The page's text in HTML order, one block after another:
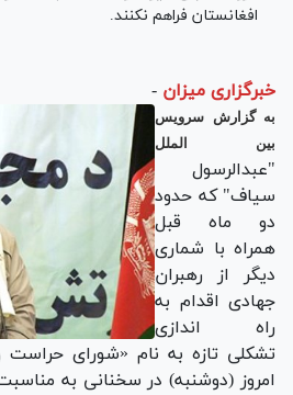
افغانستان فراهم نکنند.
خبرگزاری میزان -
به گزارش سرویس
بین الملل
"عبدالرسول
سیاف" که حدود
دو ماه قبل
همراه با شماری
دیگر از رهبران
جهادی اقدام به
راه اندازی
تشکلی تازه به نام «شورای حراست